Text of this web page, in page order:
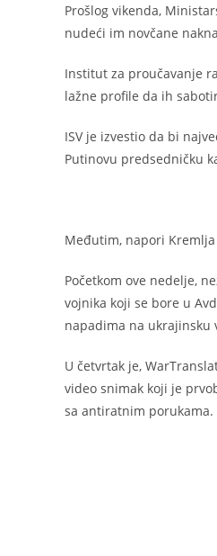
Prošlog vikenda,
nudeći im novčane
Institut za proučavanje
lažne profile da ih
ISV je izvestio da bi
Putinovu predsedničku
Međutim, napori
Početkom ove nedelje,
vojnika koji se bore u
napadima na ukrajinsku
U četvrtak je,
video snimak koji je
sa antiratnim porukama.